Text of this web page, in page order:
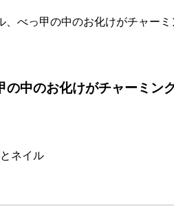
、べっ甲の中のお化けがチャ
の中のお化けがチャー
ネイル